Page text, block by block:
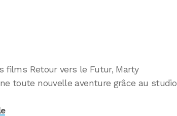
films Retour vers le Futur, Marty
toute nouvelle aventure grâce au studio